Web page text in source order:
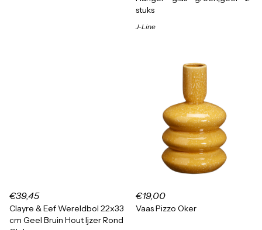
stuks
J-Line
€39,45
Clayre & Eef Wereldbol 22x33
cm Geel Bruin Hout Ijzer Rond
€19,00
Vaas Pizzo Oker